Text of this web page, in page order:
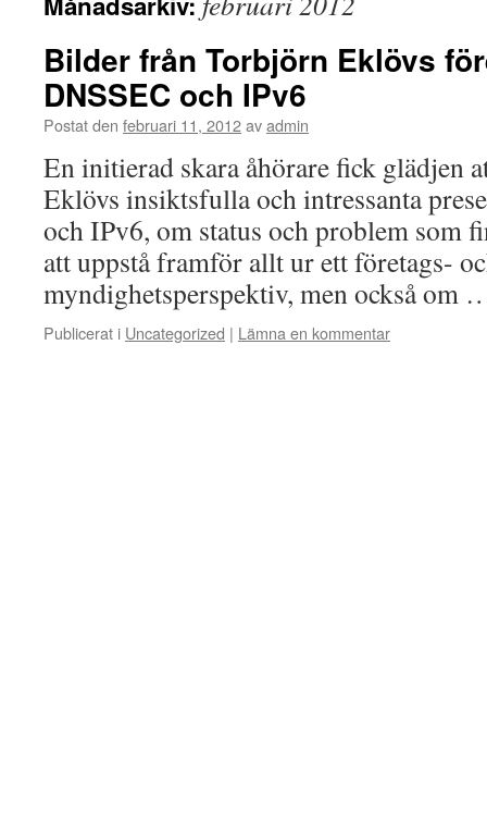
Bilder från Torbjörn Eklövs
DNSSEC och IPv6
Postat den februari 11, 2012avadmin
En initierad skara åhörare fick glädjen
Eklövs insiktsfulla och intressanta
och IPv6, om status och problem som
att uppstå framför allt ur ett företags-
myndighetsperspektiv, men också om
Publicerat i Uncategorized | Lämna en kommentar